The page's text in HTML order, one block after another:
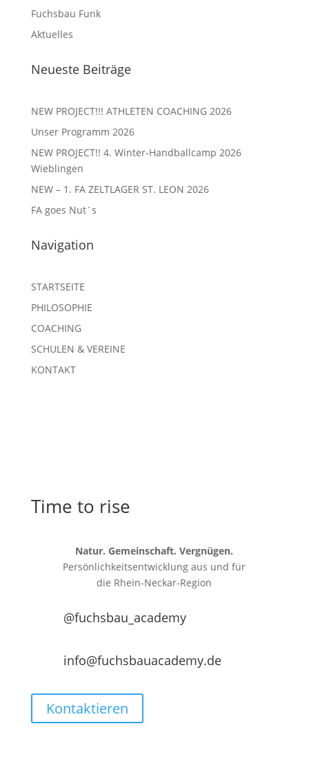
Fuchsbau Funk
Aktuelles
Neueste Beiträge
NEW PROJECT!!! ATHLETEN COACHING 2026
Unser Programm 2026
NEW PROJECT!! 4. Winter-Handballcamp 2026
Wieblingen
NEW – 1. FA ZELTLAGER ST. LEON 2026
FA goes Nut´s
Navigation
STARTSEITE
PHILOSOPHIE
COACHING
SCHULEN & VEREINE
KONTAKT
Time to rise
Natur. Gemeinschaft. Vergnügen.
Persönlichkeitsentwicklung aus und für
die Rhein-Neckar-Region
@fuchsbau_academy
info@fuchsbauacademy.de
Kontaktieren